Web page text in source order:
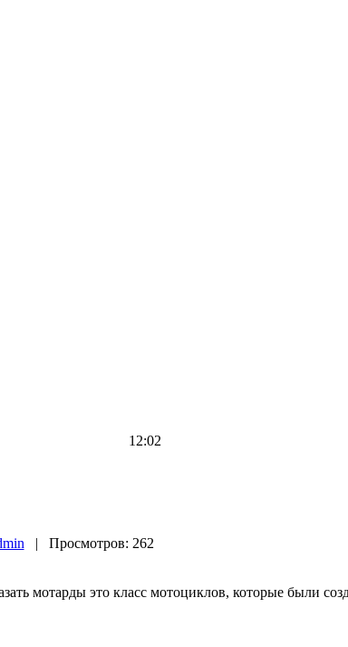
12:02
| Просмотров: 262
мотарды это класс мотоциклов, которые были